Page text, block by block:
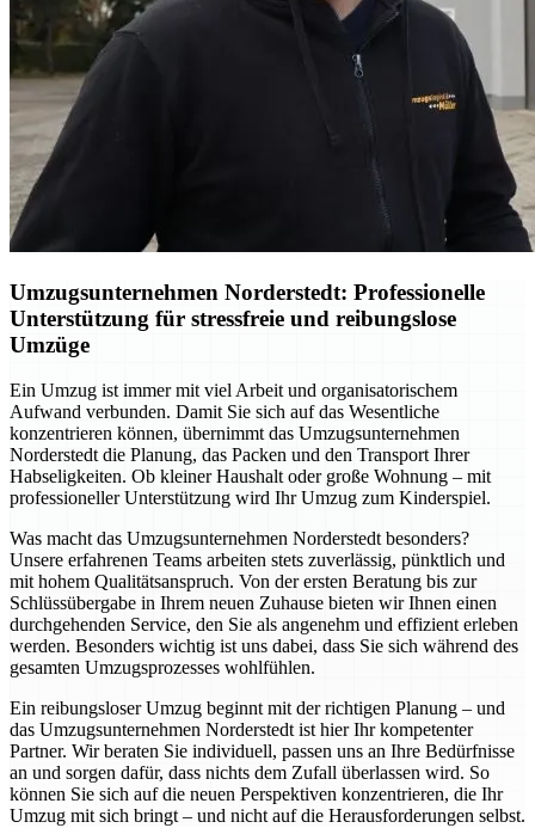
Umzugsunternehmen Norderstedt: Professionelle
Unterstützung für stressfreie und reibungslose
Umzüge
Ein Umzug ist immer mit viel Arbeit und organisatorischem
Aufwand verbunden. Damit Sie sich auf das Wesentliche
konzentrieren können, übernimmt das Umzugsunternehmen
Norderstedt die Planung, das Packen und den Transport Ihrer
Habseligkeiten. Ob kleiner Haushalt oder große Wohnung – mit
professioneller Unterstützung wird Ihr Umzug zum Kinderspiel.
Was macht das Umzugsunternehmen Norderstedt besonders?
Unsere erfahrenen Teams arbeiten stets zuverlässig, pünktlich und
mit hohem Qualitätsanspruch. Von der ersten Beratung bis zur
Schlüssübergabe in Ihrem neuen Zuhause bieten wir Ihnen einen
durchgehenden Service, den Sie als angenehm und effizient erleben
werden. Besonders wichtig ist uns dabei, dass Sie sich während des
gesamten Umzugsprozesses wohlfühlen.
Ein reibungsloser Umzug beginnt mit der richtigen Planung – und
das Umzugsunternehmen Norderstedt ist hier Ihr kompetenter
Partner. Wir beraten Sie individuell, passen uns an Ihre Bedürfnisse
an und sorgen dafür, dass nichts dem Zufall überlassen wird. So
können Sie sich auf die neuen Perspektiven konzentrieren, die Ihr
Umzug mit sich bringt – und nicht auf die Herausforderungen selbst.